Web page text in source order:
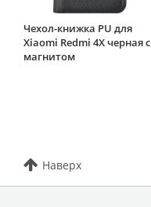
Чехол-книжка PU для
Xiaomi Redmi 4X черная с
магнитом
Наверх